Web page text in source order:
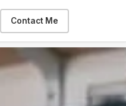
Contact Me